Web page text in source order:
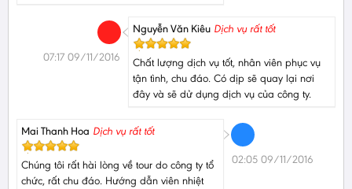
Nguyễn Văn Kiêu Dịch vụ rất tốt
Chất lượng dịch vụ tốt, nhân viên phục vụ
tận tình, chu đáo. Có dịp sẽ quay lại nơi
đây và sẽ dử dụng dịch vụ của công ty.
07:17 09/11/2016
Mai Thanh Hoa Dịch vụ rất tốt
Chúng tôi rất hài lòng về tour do công ty tổ
chức, rất chu đáo. Hướng dẫn viên nhiệt
02:05 09/11/2016